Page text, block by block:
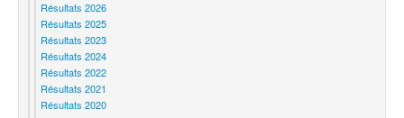
Résultats 2026
Résultats 2025
Résultats 2023
Résultats 2024
Résultats 2022
Résultats 2021
Résultats 2020